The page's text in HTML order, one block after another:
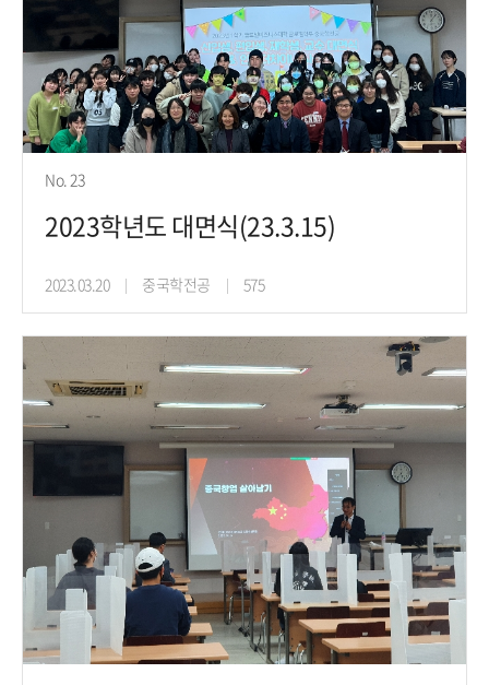
No. 23
2023학년도 대면식(23.3.15)
2023.03.20 중국학전공 575